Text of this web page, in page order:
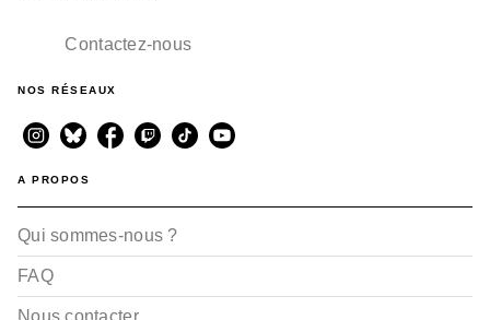
Contactez-nous
NOS RÉSEAUX
A PROPOS
Qui sommes-nous ?
FAQ